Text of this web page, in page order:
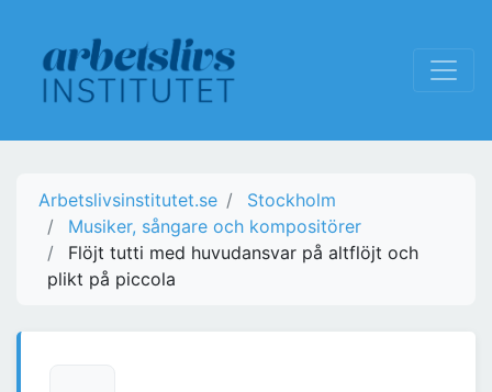
Arbetslivsinstitutet.se
Stockholm
Musiker, sångare och kompositörer
Flöjt tutti med huvudansvar på altflöjt och
plikt på piccola